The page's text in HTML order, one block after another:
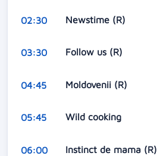
02:30 Newstime (R)
03:30 Follow us (R)
04:45 Moldovenii (R)
05:45 Wild cooking
06:00 Instinct de mama (R)